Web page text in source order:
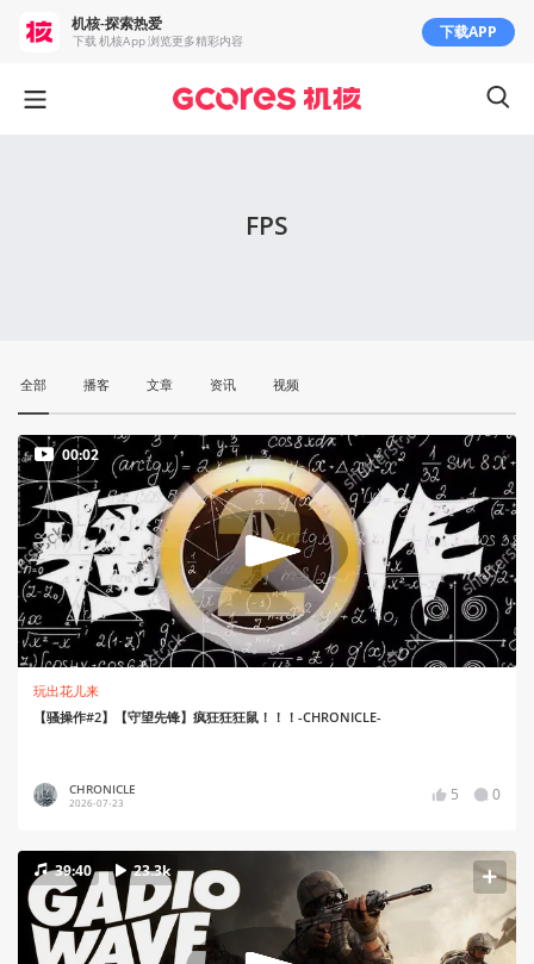
FPS
全部 播客 文章 资讯 视频
00:02
玩出花儿来
【骚操作#2】【守望先锋】疯狂狂狂鼠！！！-CHRONICLE-
CHRONICLE
2026-07-23 5 0
39:40 23.3k
机核-探索热爱
下载 机核App 浏览更多精彩内容 下载APP